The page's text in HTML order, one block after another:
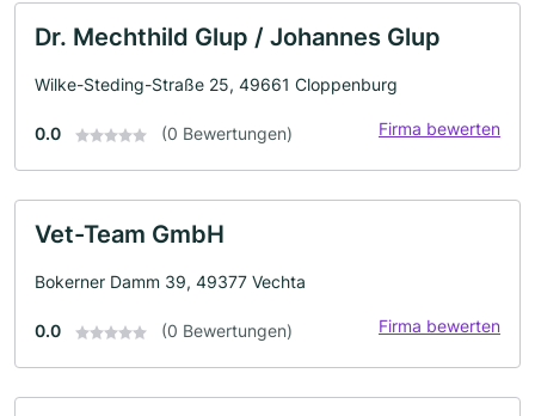
Dr. Mechthild Glup / Johannes Glup
Wilke-Steding-Straße 25, 49661 Cloppenburg
0.0 (0 Bewertungen) Firma bewerten
Vet-Team GmbH
Bokerner Damm 39, 49377 Vechta
0.0 (0 Bewertungen) Firma bewerten